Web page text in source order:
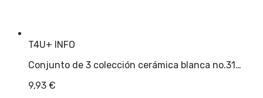
T4U+ INFO
Conjunto de 3 colección cerámica blanca no.31…
9,93 €